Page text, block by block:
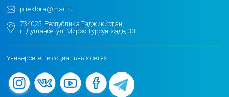
p.rektora@mail.ru
734025, Республика Таджикистан,
г. Душанбе, ул. Мирзо Турсун-заде, 30
Университет в социальных сетях